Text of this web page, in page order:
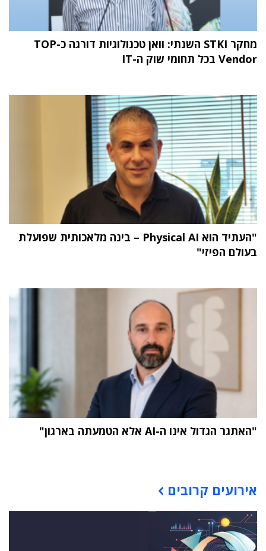
מחקר STKI השנתי: וואן טכנולוגיות דורגה כ-TOP
Vendor בכל תחומי שוק ה-IT
"העתיד הוא Physical AI – בינה מלאכותית שפועלת
בעולם הפיזי"
"האתגר הגדול אינו ה-AI אלא הטמעתה בארגון"
אירועים קרובים